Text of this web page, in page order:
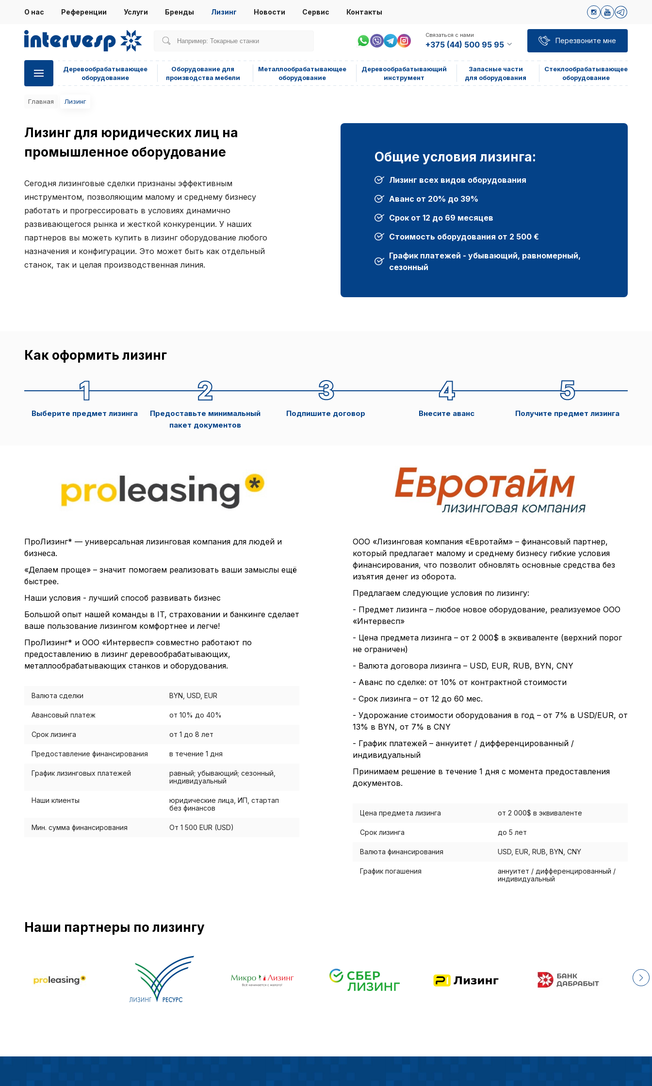
О нас Референции Услуги Бренды Лизинг Новости Сервис Контакты
Связаться с нами
+375 (44) 500 95 95 Перезвоните мне
Деревообрабатывающее
оборудование
Оборудование для
производства мебели
Металлообрабатывающее
оборудование
Деревообрабатывающий
инструмент
Запасные части
для оборудования
Стеклообрабатывающее
оборудование
Главная Лизинг
Лизинг для юридических лиц на
промышленное оборудование
Сегодня лизинговые сделки признаны эффективным
инструментом, позволяющим малому и среднему бизнесу
работать и прогрессировать в условиях динамично
развивающегося рынка и жесткой конкуренции. У наших
партнеров вы можеть купить в лизинг оборудование любого
назначения и конфигурации. Это может быть как отдельный
станок, так и целая производственная линия.
Общие условия лизинга:
Лизинг всех видов оборудования
Аванс от 20% до 39%
Срок от 12 до 69 месяцев
Стоимость оборудования от 2 500 €
График платежей - убывающий, равномерный,
сезонный
Как оформить лизинг
Выберите предмет лизинга
Предоставьте минимальный
пакет документов
Подпишите договор Внесите аванс Получите предмет лизинга
ПроЛизинг* — универсальная лизинговая компания для людей и
бизнеса.
«Делаем проще» – значит помогаем реализовать ваши замыслы ещё
быстрее.
Наши условия - лучший способ развивать бизнес
Большой опыт нашей команды в IT, страховании и банкинге сделает
ваше пользование лизингом комфортнее и легче!
ПроЛизинг* и ООО «Интервесп» совместно работают по
предоставлению в лизинг деревообрабатывающих,
металлообрабатывающих станков и оборудования.
Валюта сделки BYN, USD, EUR
Авансовый платеж от 10% до 40%
Срок лизинга от 1 до 8 лет
Предоставление финансирования в течение 1 дня
График лизинговых платежей
равный; убывающий; сезонный,
индивидуальный
Наши клиенты
юридические лица, ИП, стартап
без финансов
Мин. сумма финансирования От 1 500 EUR (USD)
ООО «Лизинговая компания «Евротайм» – финансовый партнер,
который предлагает малому и среднему бизнесу гибкие условия
финансирования, что позволит обновлять основные средства без
изъятия денег из оборота.
Предлагаем следующие условия по лизингу:
- Предмет лизинга – любое новое оборудование, реализуемое ООО
«Интервесп»
- Цена предмета лизинга – от 2 000$ в эквиваленте (верхний порог
не ограничен)
- Валюта договора лизинга – USD, EUR, RUB, BYN, CNY
- Аванс по сделке: от 10% от контрактной стоимости
- Срок лизинга – от 12 до 60 мес.
- Удорожание стоимости оборудования в год – от 7% в USD/EUR, от
13% в BYN, от 7% в CNY
- График платежей – аннуитет / дифференцированный /
индивидуальный
Принимаем решение в течение 1 дня с момента предоставления
документов.
Цена предмета лизинга от 2 000$ в эквиваленте
Срок лизинга до 5 лет
Валюта финансирования USD, EUR, RUB, BYN, CNY
График погашения
аннуитет / дифференцированный /
индивидуальный
Наши партнеры по лизингу
Политика в
обработки сookies
Настройте параметры использования файлов cookie
Вы можете настроить использование каждого типа файлов cookie,
«технические (обязательные) cookie», без которых невозможно
cookie (в т.ч. отозвать согласие) в любое время в интерфейсе
в нижней или верхней части страницы Сайта «Выбор настроек
Перед тем как совершить выбор настроек параметров
можете ознакомиться с
Политикой обработки персональных данных
Отключение аналитических cookie файлов не
предпочтения пользователей сайта, в том числе наиболее и